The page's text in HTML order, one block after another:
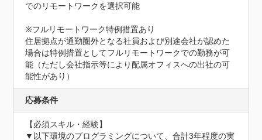
でのリモートワークを選択可能
※フルリモートワーク特例措置あり
住居拠点が通勤圏外となる社員および別途会社が認めた
場合は特例措置としてフルリモートワークでの勤務が可
能（ただし会社指示等により配属オフィスへの出社の可
能性があり）
応募条件
【必須スキル・経験】
▼以下環境のプログラミングについて、合計3年程度の実